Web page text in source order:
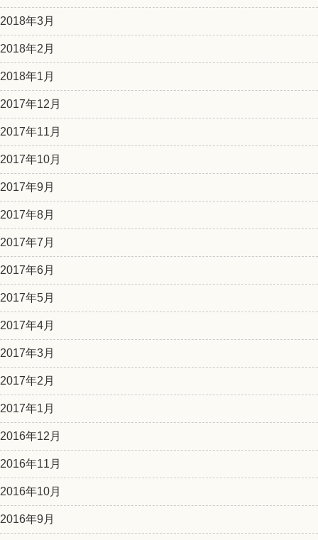
2018年3月
2018年2月
2018年1月
2017年12月
2017年11月
2017年10月
2017年9月
2017年8月
2017年7月
2017年6月
2017年5月
2017年4月
2017年3月
2017年2月
2017年1月
2016年12月
2016年11月
2016年10月
2016年9月